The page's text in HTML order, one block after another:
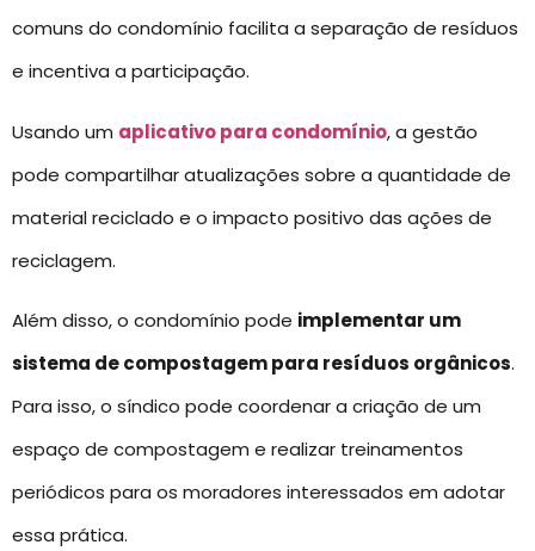
comuns do condomínio facilita a separação de resíduos
e incentiva a participação.
Usando um aplicativo para condomínio, a gestão
pode compartilhar atualizações sobre a quantidade de
material reciclado e o impacto positivo das ações de
reciclagem.
Além disso, o condomínio pode implementar um
sistema de compostagem para resíduos orgânicos.
Para isso, o síndico pode coordenar a criação de um
espaço de compostagem e realizar treinamentos
periódicos para os moradores interessados em adotar
essa prática.